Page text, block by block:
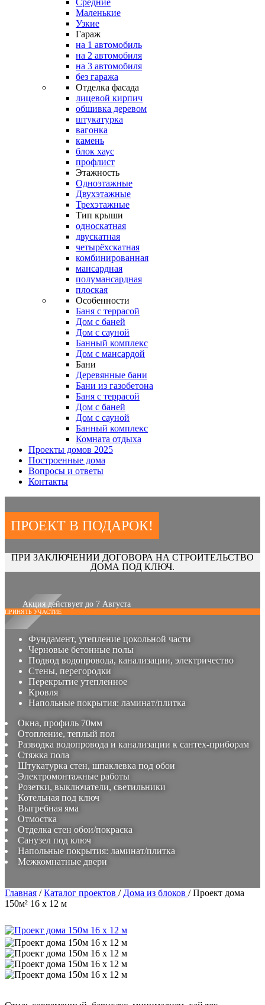
Средние
Маленькие
Узкие
Гараж
на 1 автомобиль
на 2 автомобиля
на 3 автомобиля
без гаража
Отделка фасада
лицевой кирпич
обшивка деревом
штукатурка
вагонка
камень
блок хаус
профлист
Этажность
Одноэтажные
Двухэтажные
Трехэтажные
Тип крыши
односкатная
двускатная
четырёхскатная
комбинированная
мансардная
полумансардная
плоская
Особенности
Баня с террасой
Дом с баней
Дом с сауной
Банный комплекс
Дом с мансардой
Бани
Деревянные бани
Бани из газобетона
Баня с террасой
Дом с баней
Дом с сауной
Банный комплекс
Комната отдыха
Проекты домов 2025
Построенные дома
Вопросы и ответы
Контакты
ПРОЕКТ В ПОДАРОК!
ПРИ ЗАКЛЮЧЕНИИ ДОГОВОРА НА СТРОИТЕЛЬСТВО
ДОМА ПОД КЛЮЧ.
Акция действует до 7 Августа
ПРИНЯТЬ УЧАСТИЕ
Фундамент, утепление цокольной части
Черновые бетонные полы
Подвод водопровода, канализации, электричество
Стены, перегородки
Перекрытие утепленное
Кровля
Напольные покрытия: ламинат/плитка
Окна, профиль 70мм
Отопление, теплый пол
Разводка водопровода и канализации к сантех-приборам
Стяжка пола
Штукатурка стен, шпаклевка под обои
Электромонтажные работы
Розетки, выключатели, светильники
Котельная под ключ
Выгребная яма
Отмостка
Отделка стен обои/покраска
Санузел под ключ
Напольные покрытия: ламинат/плитка
Межкомнатные двери
Главная /Каталог проектов / Дома из блоков /Проект дома
150м² 16 x 12 м